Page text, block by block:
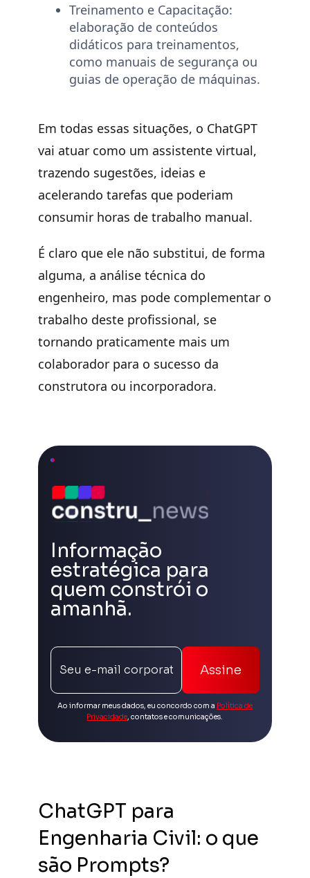
Treinamento e Capacitação:
elaboração de conteúdos
didáticos para treinamentos,
como manuais de segurança ou
guias de operação de máquinas.
Em todas essas situações, o ChatGPT
vai atuar como um assistente virtual,
trazendo sugestões, ideias e
acelerando tarefas que poderiam
consumir horas de trabalho manual.
É claro que ele não substitui, de forma
alguma, a análise técnica do
engenheiro, mas pode complementar o
trabalho deste profissional, se
tornando praticamente mais um
colaborador para o sucesso da
construtora ou incorporadora.
Informação
estratégica para
quem constrói o
amanhã.
Assine
Ao informar meus dados, eu concordo com a Política de
Privacidade, contatos e comunicações.
ChatGPT para
Engenharia Civil: o que
são Prompts?